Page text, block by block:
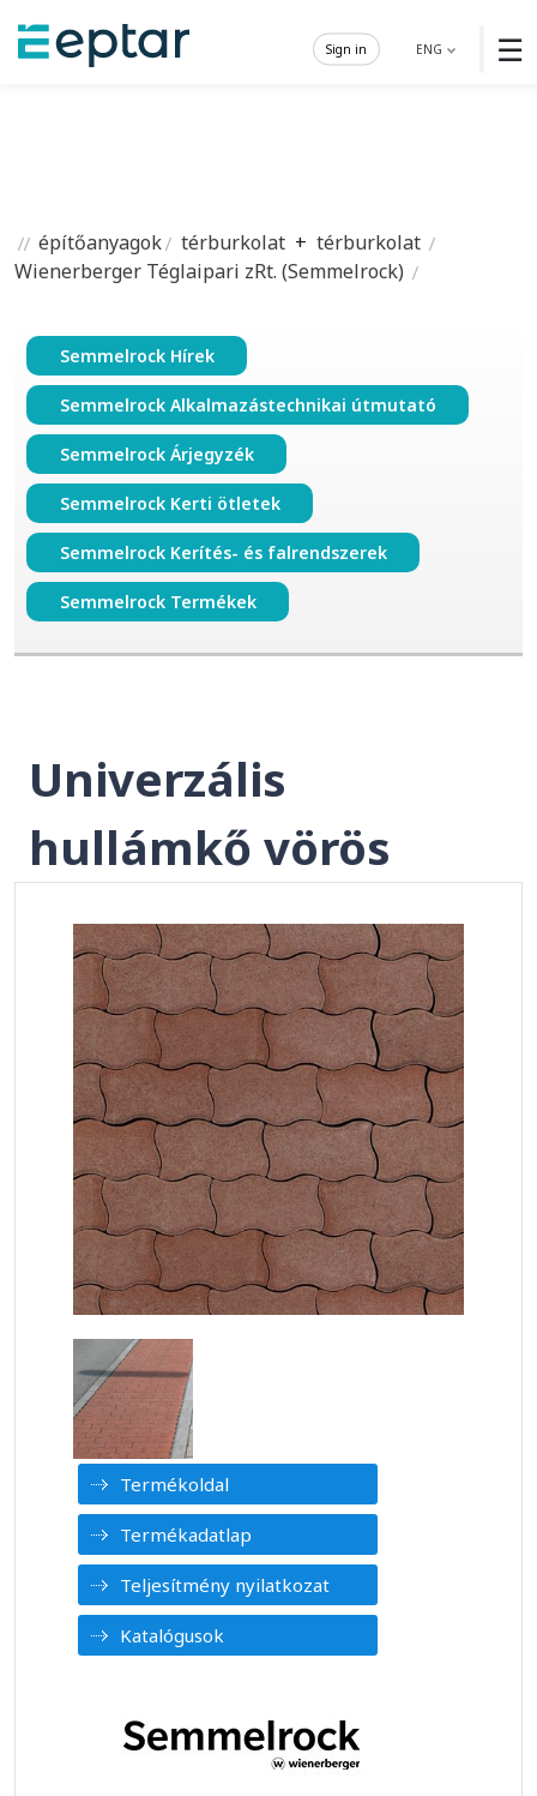
☰
ENG
Sign in
építőanyagok térburkolat + térburkolat
Wienerberger Téglaipari zRt. (Semmelrock)
Semmelrock Hírek
Semmelrock Alkalmazástechnikai útmutató
Semmelrock Árjegyzék
Semmelrock Kerti ötletek
Semmelrock Kerítés- és falrendszerek
Semmelrock Termékek
Univerzális
hullámkő vörös
Termékoldal
Termékadatlap
Teljesítmény nyilatkozat
Katalógusok